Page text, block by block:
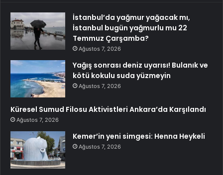
İstanbul’da yağmur yağacak mı,
İstanbul bugün yağmurlu mu 22
Temmuz Çarşamba?
Ağustos 7, 2026
Yağış sonrası deniz uyarısı! Bulanık ve
kötü kokulu suda yüzmeyin
Ağustos 7, 2026
Küresel Sumud Filosu Aktivistleri Ankara’da Karşılandı
Ağustos 7, 2026
Kemer’in yeni simgesi: Henna Heykeli
Ağustos 7, 2026